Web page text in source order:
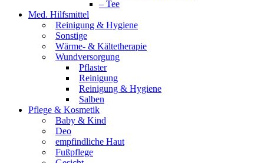
– Tee
Med. Hilfsmittel
Reinigung & Hygiene
Sonstige
Wärme- & Kältetherapie
Wundversorgung
Pflaster
Reinigung
Reinigung & Hygiene
Salben
Pflege & Kosmetik
Baby & Kind
Deo
empfindliche Haut
Fußpflege